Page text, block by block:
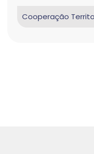
Cooperação